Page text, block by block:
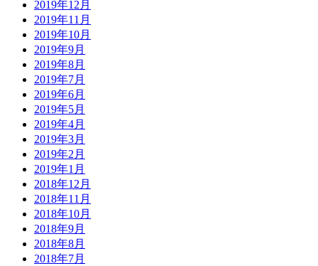
2019年12月
2019年11月
2019年10月
2019年9月
2019年8月
2019年7月
2019年6月
2019年5月
2019年4月
2019年3月
2019年2月
2019年1月
2018年12月
2018年11月
2018年10月
2018年9月
2018年8月
2018年7月